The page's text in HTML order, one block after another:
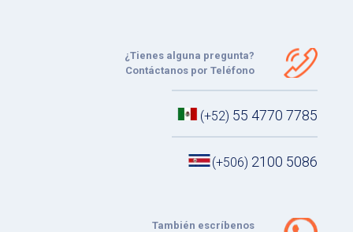
¿Tienes alguna pregunta?
Contáctanos por Teléfono
(+52) 55 4770 7785
(+506) 2100 5086
También escríbenos